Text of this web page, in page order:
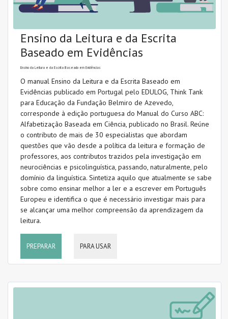
A CIÊNCIA MOSTRA RECOMENDA-SE
PARA USAR
VER TODOS
TAGS
Avaliação
Caligrafia
Código ortográfico
Ensino da Leitura e da Escrita
Baseado em Evidências
Ensino da Leitura e da Escrita Baseado em Evidências
O manual Ensino da Leitura e da Escrita Baseado em
Evidências publicado em Portugal pelo EDULOG, Think Tank
para Educação da Fundação Belmiro de Azevedo,
corresponde à edição portuguesa do Manual do Curso ABC:
Alfabetização Baseada em Ciência, publicado no Brasil. Reúne
o contributo de mais de 30 especialistas que abordam
questões que vão desde a política da leitura e formação de
professores, aos contributos trazidos pela investigação em
neurociências e psicolinguística, passando, naturalmente, pelo
domínio da linguística. Sintetiza aquilo que atualmente se sabe
sobre como ensinar melhor a ler e a escrever em Português
Europeu e identifica o que é necessário investigar mais para
se alcançar uma melhor compreensão da aprendizagem da
leitura.
PREPARAR PARA USAR